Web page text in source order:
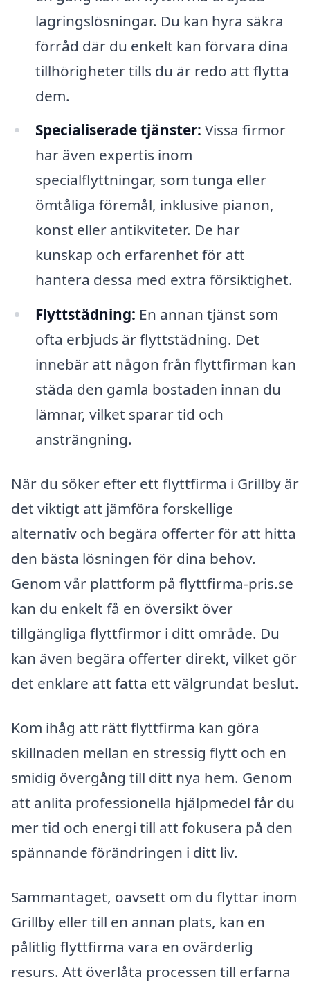
lagringslösningar. Du kan hyra säkra
förråd där du enkelt kan förvara dina
tillhörigheter tills du är redo att flytta
dem.
Specialiserade tjänster: Vissa firmor
har även expertis inom
specialflyttningar, som tunga eller
ömtåliga föremål, inklusive pianon,
konst eller antikviteter. De har
kunskap och erfarenhet för att
hantera dessa med extra försiktighet.
Flyttstädning: En annan tjänst som
ofta erbjuds är flyttstädning. Det
innebär att någon från flyttfirman kan
städa den gamla bostaden innan du
lämnar, vilket sparar tid och
ansträngning.
När du söker efter ett flyttfirma i Grillby är
det viktigt att jämföra forskellige
alternativ och begära offerter för att hitta
den bästa lösningen för dina behov.
Genom vår plattform på flyttfirma-pris.se
kan du enkelt få en översikt över
tillgängliga flyttfirmor i ditt område. Du
kan även begära offerter direkt, vilket gör
det enklare att fatta ett välgrundat beslut.
Kom ihåg att rätt flyttfirma kan göra
skillnaden mellan en stressig flytt och en
smidig övergång till ditt nya hem. Genom
att anlita professionella hjälpmedel får du
mer tid och energi till att fokusera på den
spännande förändringen i ditt liv.
Sammantaget, oavsett om du flyttar inom
Grillby eller till en annan plats, kan en
pålitlig flyttfirma vara en ovärderlig
resurs. Att överlåta processen till erfarna